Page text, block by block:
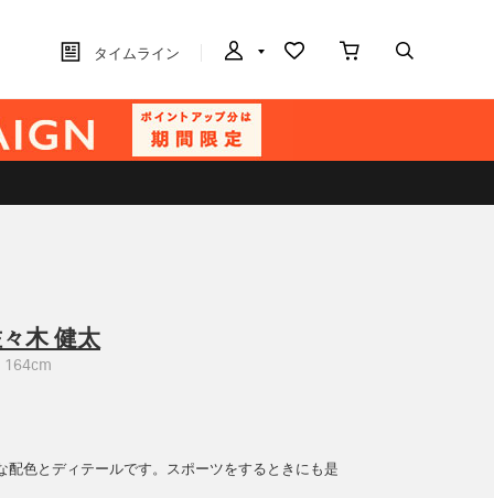
タイムライン
木 健太
164cm
配色とディテールです。スポーツをするときにも是